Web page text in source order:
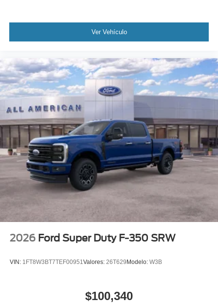
Ver Vehículo
2026 Ford Super Duty F-350 SRW
VIN: 1FT8W3BT7TEF00951Valores: 26T629 Modelo: W3B
$100,340